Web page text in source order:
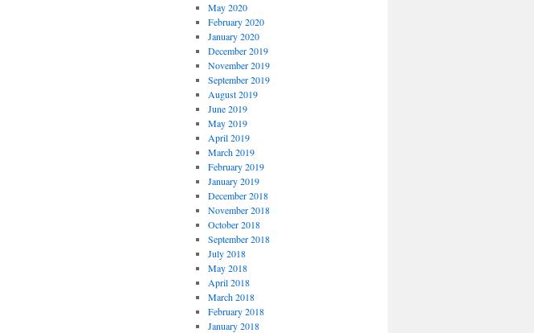
May 2020
February 2020
January 2020
December 2019
November 2019
September 2019
August 2019
June 2019
May 2019
April 2019
March 2019
February 2019
January 2019
December 2018
November 2018
October 2018
September 2018
July 2018
May 2018
April 2018
March 2018
February 2018
January 2018